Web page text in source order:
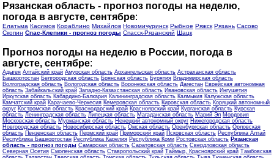
Рязанская область - прогноз погоды на неделю,
погода в августе, сентябре:
Елатьма Касимов Кораблино Михайлов Новомичуринск Рыбное Ряжск Рязань Сасово
Скопин Спас-Клепики - прогноз погоды Спасск-Рязанский Шацк
Прогноз погоды на неделю в России, погода в
августе, сентябре:
Адыгея Алтайский край Амурская область Архангельская область Астраханская область
Башкортостан Белгородская область Брянская область Бурятия Владимирская область
Волгоградская область Вологодская область Воронежская область Дагестан Еврейская автономная
область Забайкальский край Западно-Казахстанская область Ивановская область Ингушетия
Иркутская область Кабардино-Балкария Калининградская область Калмыкия Калужская область
Камчатский край Карачаево-Черкесия Кемеровская область Кировская область Коряцкий автономный
округ Костромская область Краснодарский край Красноярский край Курганская область Курская
область Ленинградская область Липецкая область Магаданская область Марий Эл Мордовия
Московская область Мурманская область Ненецкий автономный округ Нижегородская область
Новгородская область Новосибирская область Омская область Оренбургская область Орловская
область Пензенская область Пермский край Приморский край Псковская область Республика Алтай
Республика Башкортостан Республика Карелия Республика Коми Ростовская область Рязанская
область - прогноз погоды Самарская область Саратовская область Свердловская область
Северная Осетия Смоленская область Ставропольский край Таймыр, Красноярский край Тамбовская